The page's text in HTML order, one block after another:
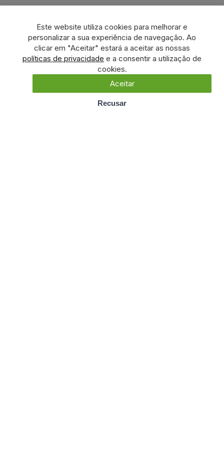
Este website utiliza cookies para melhorar e
personalizar a sua experiência de navegação. Ao
clicar em "Aceitar" estará a aceitar as nossas
políticas de privacidade e a consentir a utilização de
cookies.
Aceitar
Recusar